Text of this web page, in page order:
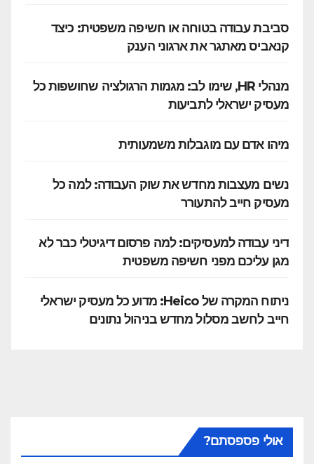
סביבת עבודה בטוחה או חשיפה משפטית: כיצד
קנאביס מאתגר את ארגוני הענק
מנהלי HR, שימו לב: מגמות הרגולציה שחושפות כל
מעסיק ישראלי לתביעות
מיהו אדם עם מוגבלות משמעותית
נשים מעצבות מחדש את שוק העבודה: למה כל
מעסיק חייב להתעורר
דיני עבודה למעסיקים: למה פרסום דיגיטלי כבר לא
מגן עליכם מפני חשיפה משפטית
ניתוח המקרה של Heico: מדוע כל מעסיק ישראלי
חייב לחשב מסלול מחדש בניהול נתונים
אולי פספסתם?